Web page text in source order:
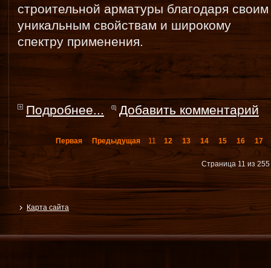
строительной арматуры благодаря своим
уникальным свойствам и широкому
спектру применения.
Подробнее... Добавить комментарий
Первая Предыдущая 11 12 13 14 15 16 17
Страница 11 из 255
Карта сайта